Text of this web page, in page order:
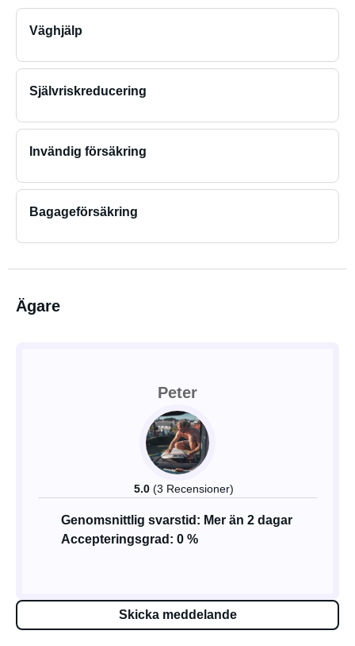
Väghjälp
Självriskreducering
Invändig försäkring
Bagageförsäkring
Ägare
Peter
5.0 (3 Recensioner)
Genomsnittlig svarstid: Mer än 2 dagar
Accepteringsgrad: 0 %
Skicka meddelande